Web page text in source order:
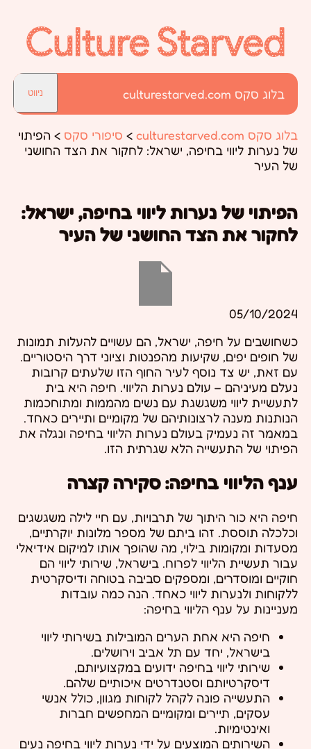
בלוג סקס culturestarved.com ניווט
בלוג סקס culturestarved.com > סיפורי סקס > הפיתוי
של נערות ליווי בחיפה, ישראל: לחקור את הצד החושני
של העיר
הפיתוי של נערות ליווי בחיפה, ישראל:
לחקור את הצד החושני של העיר
05/10/2024
כשחושבים על חיפה, ישראל, הם עשויים להעלות תמונות
של חופים יפים, שקיעות מהפנטות וציוני דרך היסטוריים.
עם זאת, יש צד נוסף לעיר החוף הזו שלעתים קרובות
נעלם מעיניהם – עולם נערות הליווי. חיפה היא בית
לתעשיית ליווי משגשגת עם נשים מהממות ומתוחכמות
הנותנות מענה לרצונותיהם של מקומיים ותיירים כאחד.
במאמר זה נעמיק בעולם נערות הליווי בחיפה ונגלה את
הפיתוי של התעשייה הלא שגרתית הזו.
ענף הליווי בחיפה: סקירה קצרה
חיפה היא כור היתוך של תרבויות, עם חיי לילה משגשגים
וכלכלה תוססת. זהו ביתם של מספר מלונות יוקרתיים,
מסעדות ומקומות בילוי, מה שהופך אותו למיקום אידיאלי
עבור תעשיית הליווי לפרוח. בישראל, שירותי ליווי הם
חוקיים ומוסדרים, ומספקים סביבה בטוחה ודיסקרטית
ללקוחות ולנערות ליווי כאחד. הנה כמה עובדות
מעניינות על ענף הליווי בחיפה:
חיפה היא אחת הערים המובילות בשירותי ליווי
בישראל, יחד עם תל אביב וירושלים.
שירותי ליווי בחיפה ידועים במקצועיותם,
דיסקרטיותם וסטנדרטים איכותיים שלהם.
התעשייה פונה לקהל לקוחות מגוון, כולל אנשי
עסקים, תיירים ומקומיים המחפשים חברות
ואינטימיות.
השירותים המוצעים על ידי נערות ליווי בחיפה נעים